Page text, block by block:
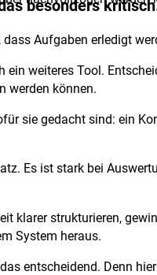
besonders
Aufgaben erledigt
weiteres Tool.
werden können.
sie gedacht sind: ein
Es ist stark bei
klarer strukturieren,
System heraus.
entscheidend. Denn